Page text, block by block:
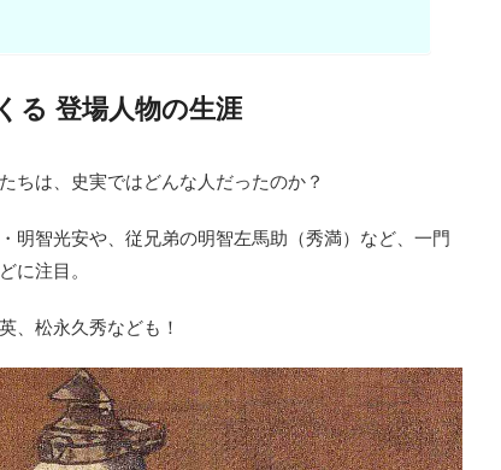
る 登場人物の生涯
ちは、史実ではどんな人だったのか？
明智光安や、従兄弟の明智左馬助（秀満）など、一門
に注目。
、松永久秀なども！